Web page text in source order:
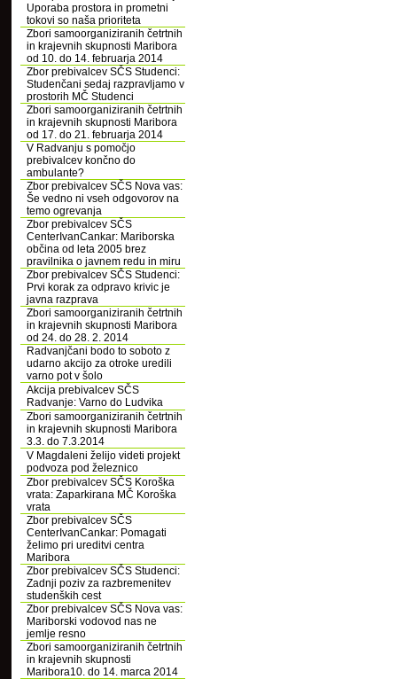
Uporaba prostora in prometni
tokovi so naša prioriteta
Zbori samoorganiziranih četrtnih
in krajevnih skupnosti Maribora
od 10. do 14. februarja 2014
Zbor prebivalcev SČS Studenci:
Studenčani sedaj razpravljamo v
prostorih MČ Studenci
Zbori samoorganiziranih četrtnih
in krajevnih skupnosti Maribora
od 17. do 21. februarja 2014
V Radvanju s pomočjo
prebivalcev končno do
ambulante?
Zbor prebivalcev SČS Nova vas:
Še vedno ni vseh odgovorov na
temo ogrevanja
Zbor prebivalcev SČS
CenterIvanCankar: Mariborska
občina od leta 2005 brez
pravilnika o javnem redu in miru
Zbor prebivalcev SČS Studenci:
Prvi korak za odpravo krivic je
javna razprava
Zbori samoorganiziranih četrtnih
in krajevnih skupnosti Maribora
od 24. do 28. 2. 2014
Radvanjčani bodo to soboto z
udarno akcijo za otroke uredili
varno pot v šolo
Akcija prebivalcev SČS
Radvanje: Varno do Ludvika
Zbori samoorganiziranih četrtnih
in krajevnih skupnosti Maribora
3.3. do 7.3.2014
V Magdaleni želijo videti projekt
podvoza pod železnico
Zbor prebivalcev SČS Koroška
vrata: Zaparkirana MČ Koroška
vrata
Zbor prebivalcev SČS
CenterIvanCankar: Pomagati
želimo pri ureditvi centra
Maribora
Zbor prebivalcev SČS Studenci:
Zadnji poziv za razbremenitev
studenških cest
Zbor prebivalcev SČS Nova vas:
Mariborski vodovod nas ne
jemlje resno
Zbori samoorganiziranih četrtnih
in krajevnih skupnosti
Maribora10. do 14. marca 2014